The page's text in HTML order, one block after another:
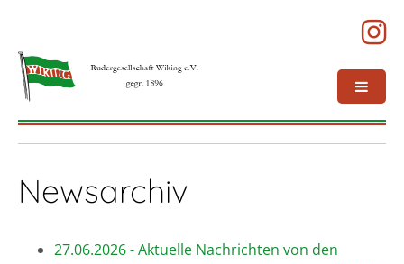
Newsarchiv
27.06.2026 - Aktuelle Nachrichten von den